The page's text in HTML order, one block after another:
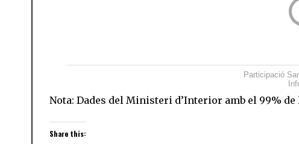
Participació
Nota: Dades del Ministeri d’Interior amb el 99%
Share this: